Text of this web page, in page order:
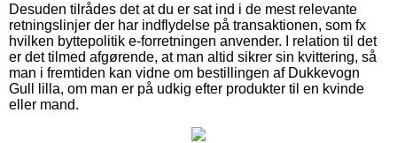
Desuden tilrådes det at du er sat ind i de mest relevante
retningslinjer der har indflydelse på transaktionen, som fx
hvilken byttepolitik e-forretningen anvender. I relation til det
er det tilmed afgørende, at man altid sikrer sin kvittering, så
man i fremtiden kan vidne om bestillingen af Dukkevogn
Gull lilla, om man er på udkig efter produkter til en kvinde
eller mand.